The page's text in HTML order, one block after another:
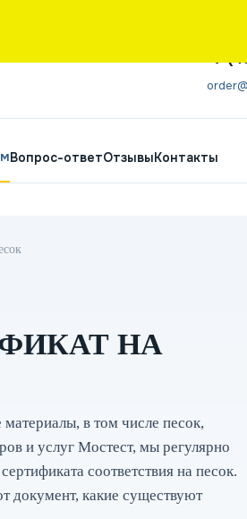
+7
Вопрос-ответОтзывыКонтакты
НА
в том числе песок,
и услуг Мостест, мы регулярно
соответствия на песок.
документ, какие существуют